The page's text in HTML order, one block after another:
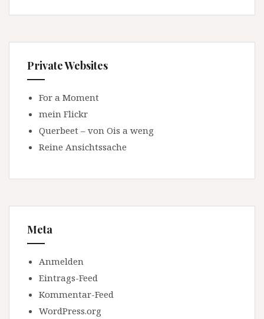
Private Websites
For a Moment
mein Flickr
Querbeet – von Ois a weng
Reine Ansichtssache
Meta
Anmelden
Eintrags-Feed
Kommentar-Feed
WordPress.org